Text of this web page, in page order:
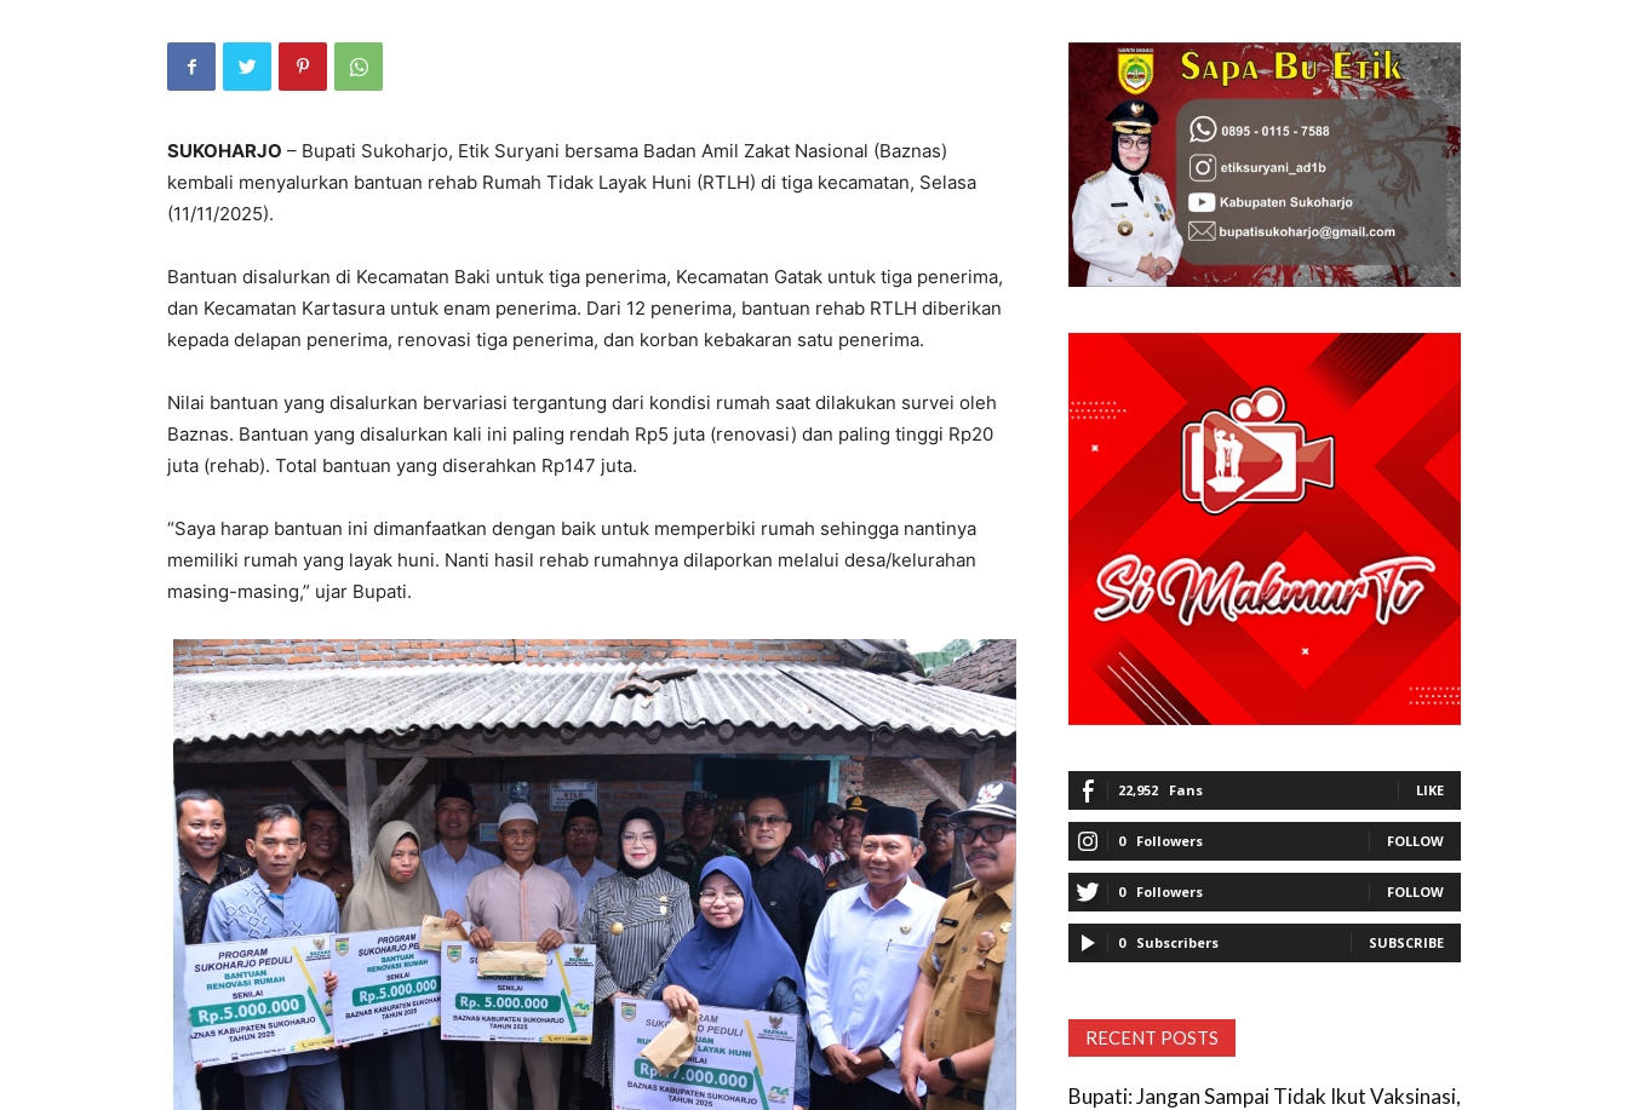
SUKOHARJO – Bupati Sukoharjo, Etik Suryani bersama Badan Amil Zakat Nasional (Baznas)
kembali menyalurkan bantuan rehab Rumah Tidak Layak Huni (RTLH) di tiga kecamatan, Selasa
(11/11/2025).
Bantuan disalurkan di Kecamatan Baki untuk tiga penerima, Kecamatan Gatak untuk tiga penerima,
dan Kecamatan Kartasura untuk enam penerima. Dari 12 penerima, bantuan rehab RTLH diberikan
kepada delapan penerima, renovasi tiga penerima, dan korban kebakaran satu penerima.
Nilai bantuan yang disalurkan bervariasi tergantung dari kondisi rumah saat dilakukan survei oleh
Baznas. Bantuan yang disalurkan kali ini paling rendah Rp5 juta (renovasi) dan paling tinggi Rp20
juta (rehab). Total bantuan yang diserahkan Rp147 juta.
“Saya harap bantuan ini dimanfaatkan dengan baik untuk memperbiki rumah sehingga nantinya
memiliki rumah yang layak huni. Nanti hasil rehab rumahnya dilaporkan melalui desa/kelurahan
masing-masing,” ujar Bupati.
22,952 Fans LIKE
0 Followers FOLLOW
0 Followers FOLLOW
0 Subscribers SUBSCRIBE
RECENT POSTS
Bupati: Jangan Sampai Tidak Ikut Vaksinasi,